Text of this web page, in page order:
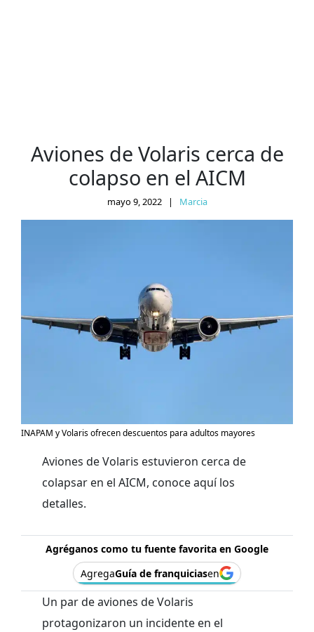
Aviones de Volaris cerca de
colapso en el AICM
mayo 9, 2022 | Marcia
INAPAM y Volaris ofrecen descuentos para adultos mayores
Aviones de Volaris estuvieron cerca de
colapsar en el AICM, conoce aquí los
detalles.
Agréganos como tu fuente favorita en Google
AgregaGuía de franquiciasen
Un par de aviones de Volaris
protagonizaron un incidente en el